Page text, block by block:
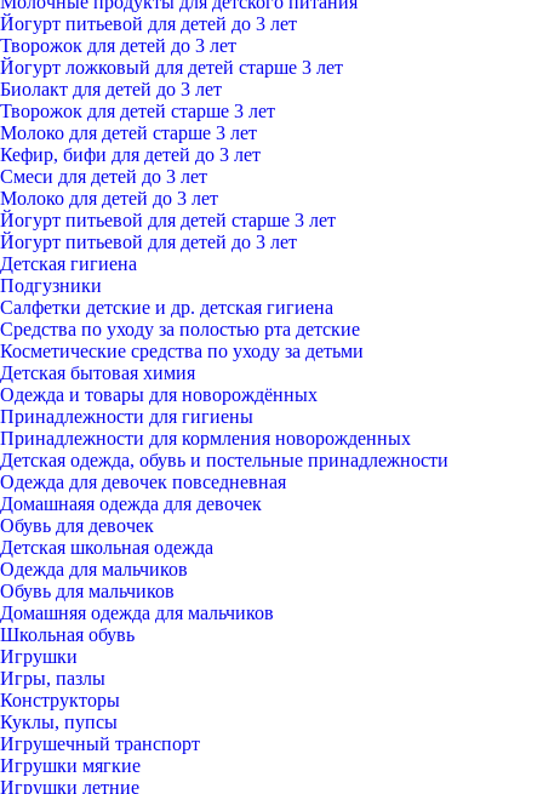
Йогурт питьевой для детей до 3 лет
Творожок для детей до 3 лет
Йогурт ложковый для детей старше 3 лет
Биолакт для детей до 3 лет
Творожок для детей старше 3 лет
Молоко для детей старше 3 лет
Кефир, бифи для детей до 3 лет
Смеси для детей до 3 лет
Молоко для детей до 3 лет
Йогурт питьевой для детей старше 3 лет
Йогурт питьевой для детей до 3 лет
Детская гигиена
Подгузники
Салфетки детские и др. детская гигиена
Средства по уходу за полостью рта детские
Косметические средства по уходу за детьми
Детская бытовая химия
Одежда и товары для новорождённых
Принадлежности для гигиены
Принадлежности для кормления новорожденных
Детская одежда, обувь и постельные принадлежности
Одежда для девочек повседневная
Домашнаяя одежда для девочек
Обувь для девочек
Детская школьная одежда
Одежда для мальчиков
Обувь для мальчиков
Домашняя одежда для мальчиков
Школьная обувь
Игрушки
Игры, пазлы
Конструкторы
Куклы, пупсы
Игрушечный транспорт
Игрушки мягкие
Игрушки летние